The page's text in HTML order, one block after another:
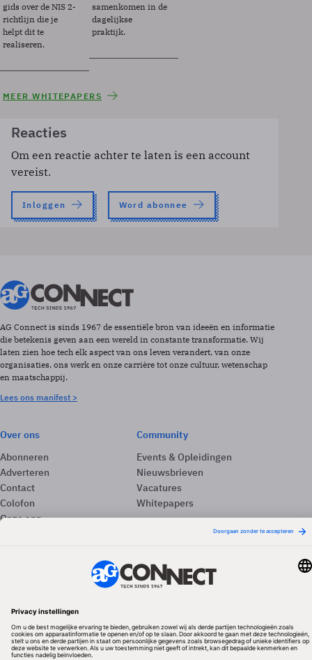
gids over de NIS 2-
richtlijn die je
helpt dit te
realiseren.
samenkomen in de
dagelijkse
praktijk.
MEER WHITEPAPERS
Reacties
Om een reactie achter te laten is een account
vereist.
Inloggen Word abonnee
AG Connect is sinds 1967 de essentiële bron van ideeën en informatie
die betekenis geven aan een wereld in constante transformatie. Wij
laten zien hoe tech elk aspect van ons leven verandert, van onze
organisaties, ons werk en onze carrière tot onze cultuur, wetenschap
en maatschappij.
Lees ons manifest >
Over ons
Abonneren
Adverteren
Contact
Colofon
Onze app
Community
Events & Opleidingen
Nieuwsbrieven
Vacatures
Whitepapers
Redactionele partner